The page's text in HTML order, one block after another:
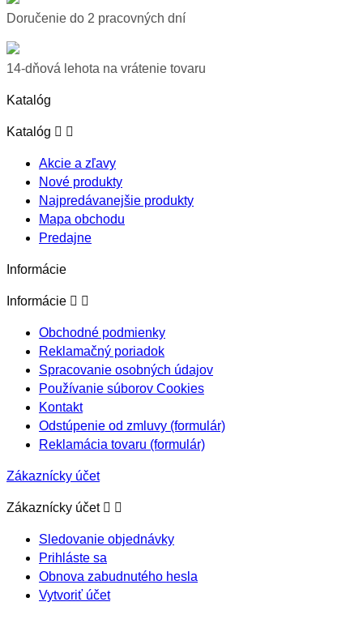
Doručenie do 2 pracovných dní
14-dňová lehota na vrátenie tovaru
Katalóg
Katalóg  
Akcie a zľavy
Nové produkty
Najpredávanejšie produkty
Mapa obchodu
Predajne
Informácie
Informácie  
Obchodné podmienky
Reklamačný poriadok
Spracovanie osobných údajov
Používanie súborov Cookies
Kontakt
Odstúpenie od zmluvy (formulár)
Reklamácia tovaru (formulár)
Zákaznícky účet
Zákaznícky účet  
Sledovanie objednávky
Prihláste sa
Obnova zabudnutého hesla
Vytvoriť účet